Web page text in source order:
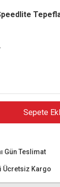
Sepete
Gün Teslimat
Ücretsiz Kargo